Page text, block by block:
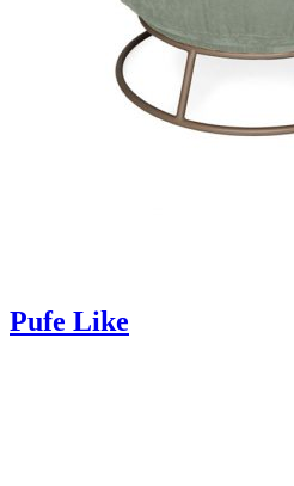
Pufe Like